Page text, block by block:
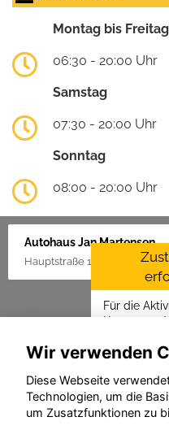
Montag bis Freitag
06:30 - 20:00 Uhr
Samstag
07:30 - 20:00 Uhr
Sonntag
08:00 - 20:00 Uhr
Autohaus Jan Martensen
Hauptstraße 1, 25862
Für die
Karten- und
erforderlich.
Wir verwenden
Diese Webseite
Technologien, um die
um Zusatzfunktionen zu